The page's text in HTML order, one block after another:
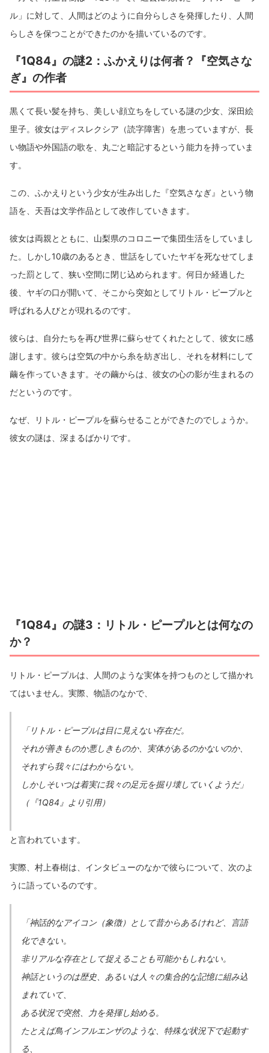
ル」に対して、人間はどのように自分らしさを発揮したり、人間
らしさを保つことができたのかを描いているのです。
『1Q84』の謎2：ふかえりは何者？『空気さな
ぎ』の作者
黒くて長い髪を持ち、美しい顔立ちをしている謎の少女、深田絵
里子。彼女はディスレクシア（読字障害）を患っていますが、長
い物語や外国語の歌を、丸ごと暗記するという能力を持っていま
す。
この、ふかえりという少女が生み出した『空気さなぎ』という物
語を、天吾は文学作品として改作していきます。
彼女は両親とともに、山梨県のコロニーで集団生活をしていまし
た。しかし10歳のあるとき、世話をしていたヤギを死なせてしま
った罰として、狭い空間に閉じ込められます。何日か経過した
後、ヤギの口が開いて、そこから突如としてリトル・ピープルと
呼ばれる人びとが現れるのです。
彼らは、自分たちを再び世界に蘇らせてくれたとして、彼女に感
謝します。彼らは空気の中から糸を紡ぎ出し、それを材料にして
繭を作っていきます。その繭からは、彼女の心の影が生まれるの
だというのです。
なぜ、リトル・ピープルを蘇らせることができたのでしょうか。
彼女の謎は、深まるばかりです。
『1Q84』の謎3：リトル・ピープルとは何なの
か？
リトル・ピープルは、人間のような実体を持つものとして描かれ
てはいません。実際、物語のなかで、
「リトル・ピープルは目に見えない存在だ。
それが善きものか悪しきものか、実体があるのかないのか、
それすら我々にはわからない。
しかしそいつは着実に我々の足元を掘り壊していくようだ」
（『1Q84』より引用）
と言われています。
実際、村上春樹は、インタビューのなかで彼らについて、次のよ
うに語っているのです。
「神話的なアイコン（象徴）として昔からあるけれど、言語
化できない。
非リアルな存在として捉えることも可能かもしれない。
神話というのは歴史、あるいは人々の集合的な記憶に組み込
まれていて、
ある状況で突然、力を発揮し始める。
たとえば鳥インフルエンザのような、特殊な状況下で起動す
る、